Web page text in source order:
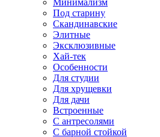
Минимализм
Под старину
Скандинавские
Элитные
Эксклюзивные
Хай-тек
Особенности
Для студии
Для хрущевки
Для дачи
Встроенные
С антресолями
С барной стойкой